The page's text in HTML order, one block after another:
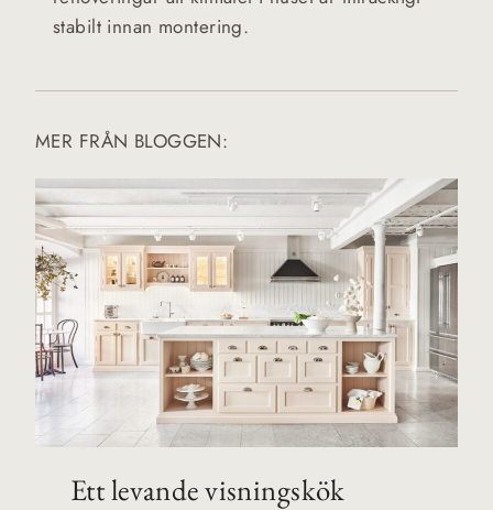
stabilt innan montering.
MER FRÅN BLOGGEN:
Ett levande visningskök